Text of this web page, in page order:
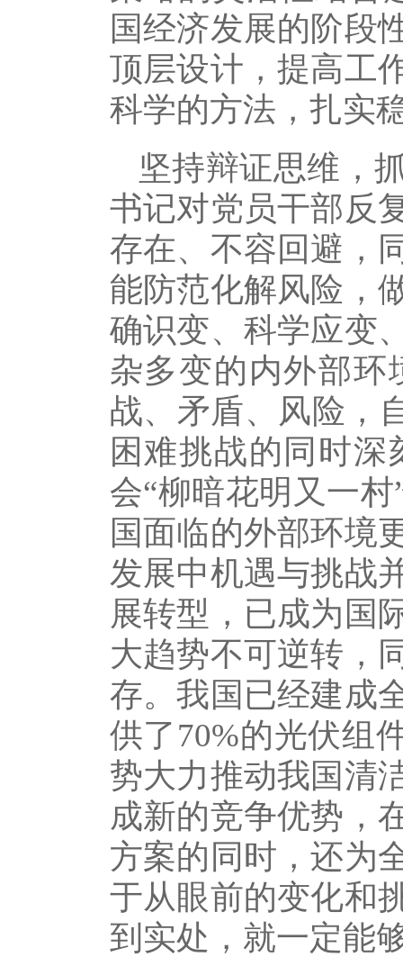
国经济发展的阶段
顶层设计，提高工
科学的方法，扎实
坚持辩证思维，
书记对党员干部反
存在、不容回避，
能防范化解风险，
确识变、科学应变
杂多变的内外部环
战、矛盾、风险，
困难挑战的同时
会“柳暗花明又一
国面临的外部环境
发展中机遇与挑战
展转型，已成为国
大趋势不可逆转，
存。我国已经建成
供了70%的光伏组
势大力推动我国清
成新的竞争优势，
方案的同时，还为
于从眼前的变化和
到实处，就一定能